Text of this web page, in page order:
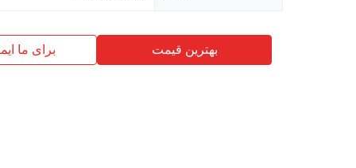
بهترین قیمت برای ما